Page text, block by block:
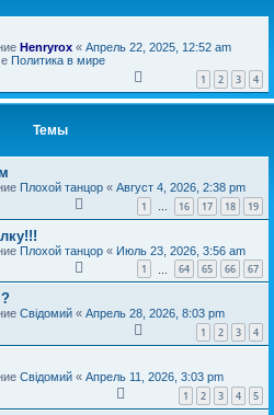
Henryrox « Апрель 22, 2025, 12:52 am
Политика в мире
1 2 3 4
Темы
Плохой танцор « Август 4, 2026, 2:38 pm
1 … 16 17 18 19
Плохой танцор « Июль 23, 2026, 3:56 am
1 64 65 66 67
Свідомий « Апрель 28, 2026, 8:03 pm
1 2 3 4
Свідомий « Апрель 11, 2026, 3:03 pm
1 2 3 4 5